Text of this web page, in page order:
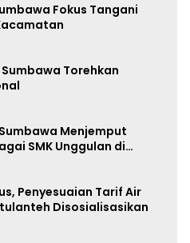
Fokus Tangani
Torehkan
Menjemput
SMK Unggulan di
Penyesuaian Tarif Air
Disosialisasikan